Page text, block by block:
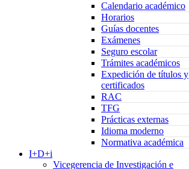
Calendario académico
Horarios
Guías docentes
Exámenes
Seguro escolar
Trámites académicos
Expedición de títulos y
certificados
RAC
TFG
Prácticas externas
Idioma moderno
Normativa académica
I+D+i
Vicegerencia de Investigación e